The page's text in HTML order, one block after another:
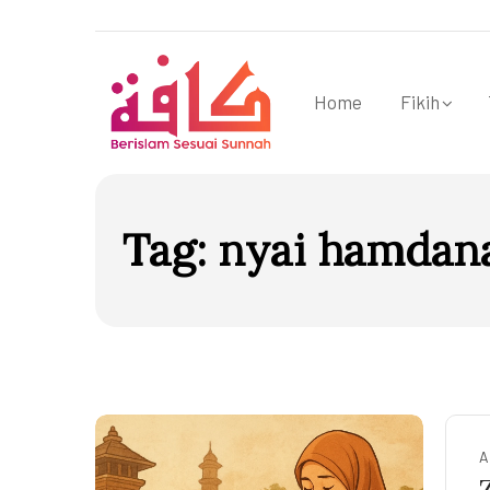
Home Fikih
Tag: nyai